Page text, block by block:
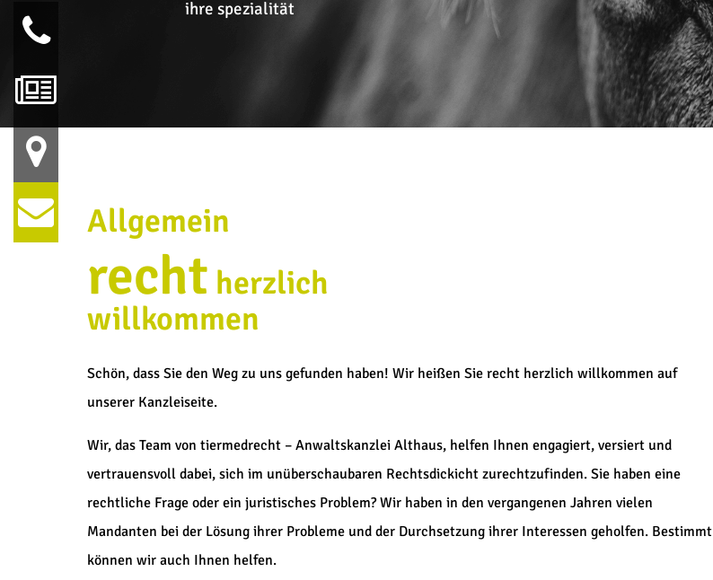
ihre spezialität
Allgemein
recht herzlich
willkommen
Schön, dass Sie den Weg zu uns gefunden haben! Wir heißen Sie recht herzlich willkommen auf
unserer Kanzleiseite.
Wir, das Team von tiermedrecht – Anwaltskanzlei Althaus, helfen Ihnen engagiert, versiert und
vertrauensvoll dabei, sich im unüberschaubaren Rechtsdickicht zurechtzufinden. Sie haben eine
rechtliche Frage oder ein juristisches Problem? Wir haben in den vergangenen Jahren vielen
Mandanten bei der Lösung ihrer Probleme und der Durchsetzung ihrer Interessen geholfen. Bestimmt
können wir auch Ihnen helfen.